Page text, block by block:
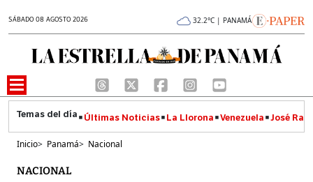
SÁBADO 08 AGOSTO 2026 32.2°C | PANAMÁ
Últimas Noticias La Llorona Venezuela José
Inicio> Panamá> Nacional
NACIONAL